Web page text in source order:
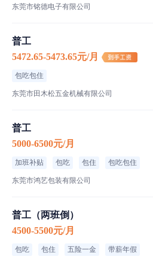
东莞市铭德电子有限公司
普工
5472.65-5473.65元/月
包吃包住
东莞市田木松五金机械有限公司
普工
5000-6500元/月
加班补贴 包吃 包住 包吃包住
东莞市鸿艺包装有限公司
普工（两班倒）
4500-5500元/月
包吃 包住 五险一金 带薪年假